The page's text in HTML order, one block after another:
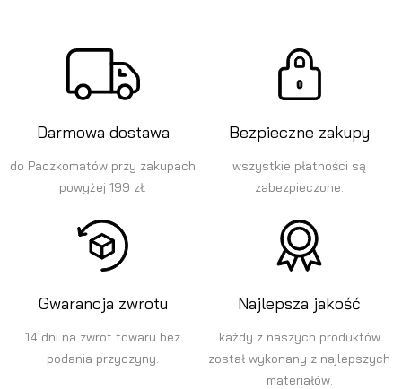
Darmowa dostawa
do Paczkomatów przy zakupach
powyżej 199 zł.
Bezpieczne zakupy
wszystkie płatności są
zabezpieczone.
Gwarancja zwrotu
14 dni na zwrot towaru bez
podania przyczyny.
Najlepsza jakość
każdy z naszych produktów
został wykonany z najlepszych
materiałów.